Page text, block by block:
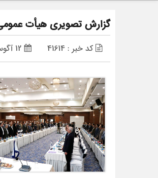
گزارش تصویری هیأت عمومی
کد خبر : 41614